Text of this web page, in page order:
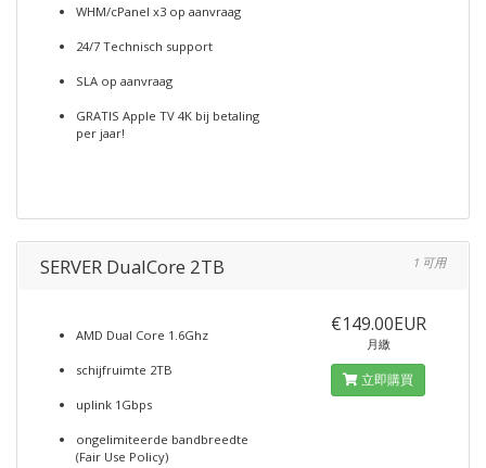
WHM/cPanel x3 op aanvraag
24/7 Technisch support
SLA op aanvraag
GRATIS Apple TV 4K bij betaling
per jaar!
SERVER DualCore 2TB 1 可用
AMD Dual Core 1.6Ghz
schijfruimte 2TB
uplink 1Gbps
ongelimiteerde bandbreedte
(Fair Use Policy)
€149.00EUR
月繳
立即購買